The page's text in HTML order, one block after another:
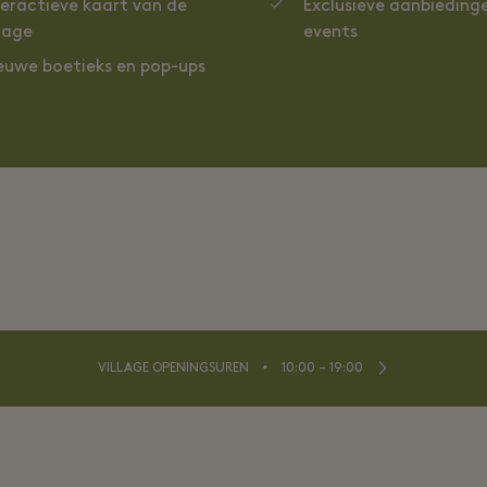
kaart van de
boetieks en pop-ups
Exclusieve
events
VILLAGE OPENINGSUREN ⬩ 10:00 – 19:00